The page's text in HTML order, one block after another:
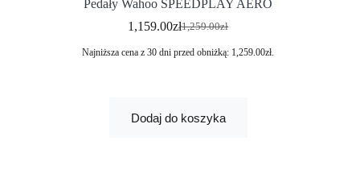
Pedały Wahoo SPEEDPLAY AERO
1,259.00zł
1,159.00zł
Najniższa cena z 30 dni przed obniżką: 1,259.00zł.
Dodaj do koszyka